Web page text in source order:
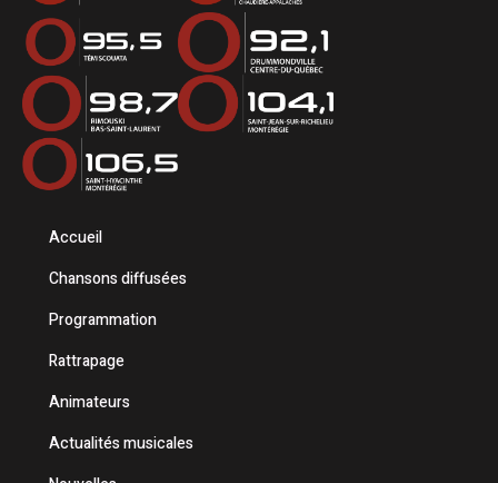
Accueil
Chansons diffusées
Programmation
Rattrapage
Animateurs
Actualités musicales